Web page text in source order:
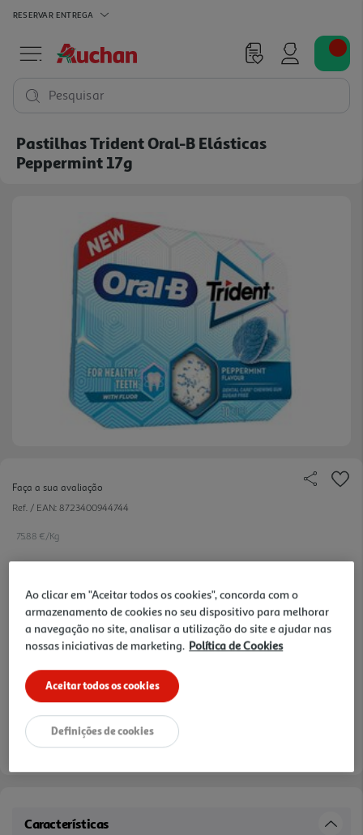
RESERVAR ENTREGA
Pesquisar
Pastilhas Trident Oral-B Elásticas
Peppermint 17g
Faça a sua avaliação
Ref. / EAN: 8723400944744
75.88 €/Kg
1,29 €
Notas de preparação
Características
Ao clicar em "Aceitar todos os cookies", concorda com o
armazenamento de cookies no seu dispositivo para melhorar
a navegação no site, analisar a utilização do site e ajudar nas
nossas iniciativas de marketing. Política de Cookies
Aceitar todos os cookies
Definições de cookies